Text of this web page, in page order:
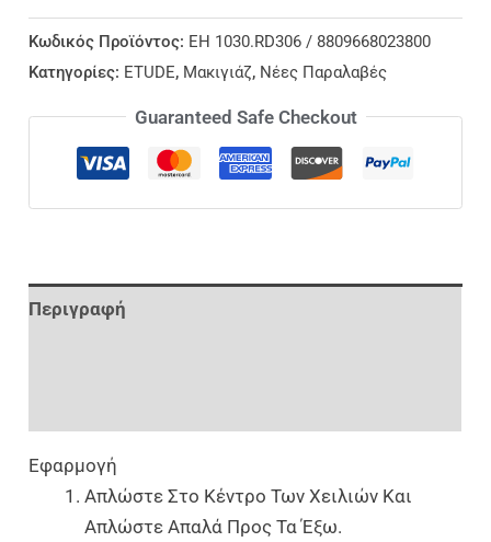
Κωδικός Προϊόντος: EH 1030.RD306 / 8809668023800
Κατηγορίες: ETUDE, Μακιγιάζ, Νέες Παραλαβές
Guaranteed Safe Checkout
Περιγραφή
Εφαρμογή
Απλώστε Στο Κέντρο Των Χειλιών Και
Απλώστε Απαλά Προς Τα Έξω.